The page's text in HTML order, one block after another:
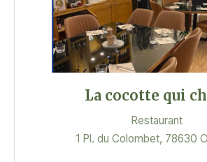
La cocotte qui
Restaurant
1 Pl. du Colombet, 78630